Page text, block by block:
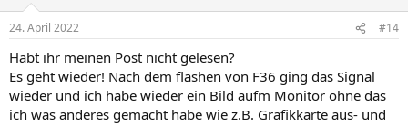
e
:
24. April 2022 #14
Habt ihr meinen Post nicht gelesen?
Es geht wieder! Nach dem flashen von F36 ging das Signal
wieder und ich habe wieder ein Bild aufm Monitor ohne das
ich was anderes gemacht habe wie z.B. Grafikkarte aus- und